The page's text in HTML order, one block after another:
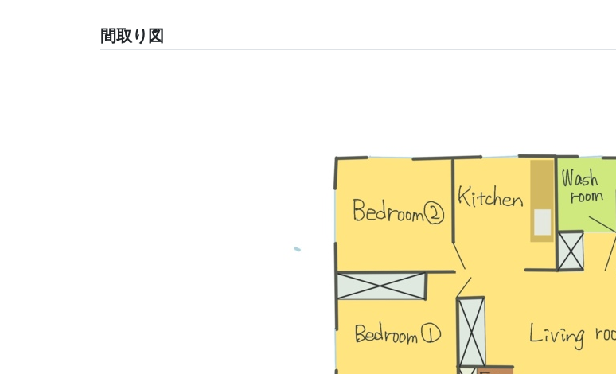
間取り図